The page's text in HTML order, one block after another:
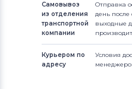
Самовывоз
из отделения
транспортной
компании
Отправка
день после
выходные
Курьером по
адресу
Условия